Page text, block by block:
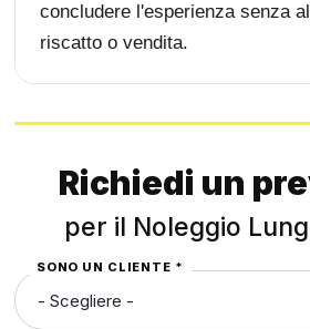
concludere l'esperienza senza
riscatto o vendita.
Richiedi un
per il Noleggio
SONO UN CLIENTE *